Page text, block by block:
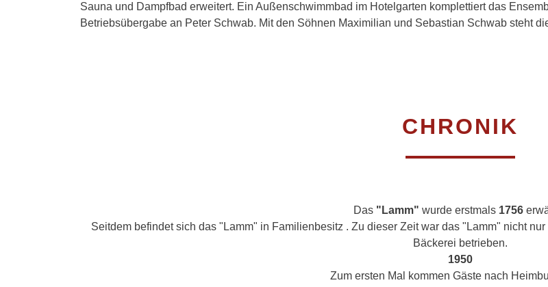
Sauna und Dampfbad erweitert. Ein Außenschwimmbad im Hotelgarten komplettiert das
Betriebsübergabe an Peter Schwab. Mit den Söhnen Maximilian und Sebastian Schwab steht
CHRONIK
Das "Lamm" wurde erstmals 1756
Seitdem befindet sich das "Lamm" in Familienbesitz . Zu dieser Zeit war das "Lamm" nicht
Bäckerei betrieben.
1950
Zum ersten Mal kommen Gäste nach